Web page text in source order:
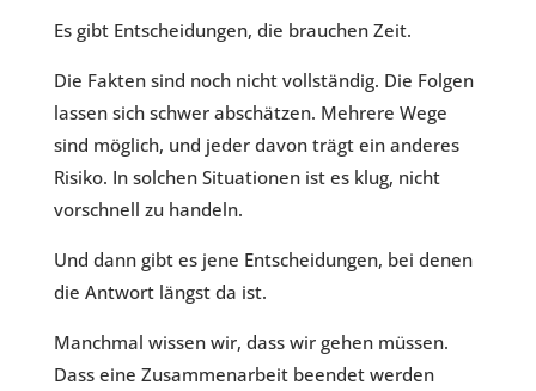
Es gibt Entscheidungen, die brauchen Zeit.
Die Fakten sind noch nicht vollständig. Die Folgen
lassen sich schwer abschätzen. Mehrere Wege
sind möglich, und jeder davon trägt ein anderes
Risiko. In solchen Situationen ist es klug, nicht
vorschnell zu handeln.
Und dann gibt es jene Entscheidungen, bei denen
die Antwort längst da ist.
Manchmal wissen wir, dass wir gehen müssen.
Dass eine Zusammenarbeit beendet werden